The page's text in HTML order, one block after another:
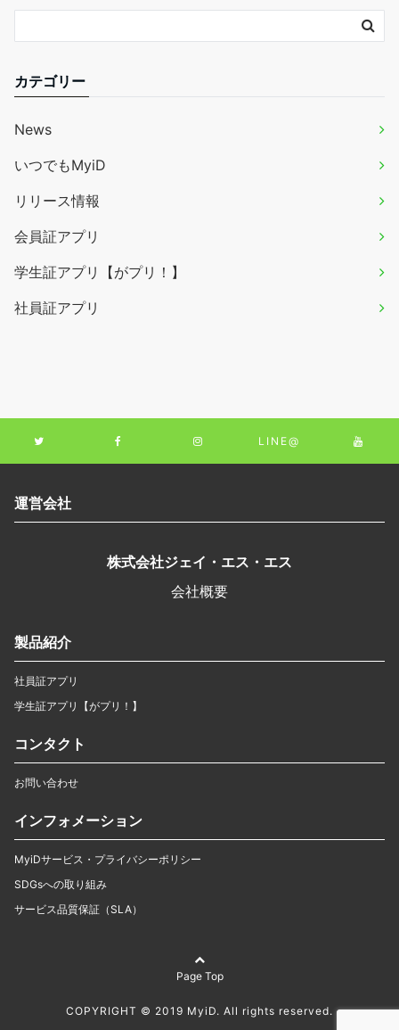
カテゴリー
News
いつでもMyiD
リリース情報
会員証アプリ
学生証アプリ【がプリ！】
社員証アプリ
LINE@
運営会社
株式会社ジェイ・エス・エス
会社概要
製品紹介
社員証アプリ
学生証アプリ【がプリ！】
コンタクト
お問い合わせ
インフォメーション
MyiDサービス・プライバシーポリシー
SDGsへの取り組み
サービス品質保証（SLA）
Page Top
COPYRIGHT © 2019 MyiD. All rights reserved.